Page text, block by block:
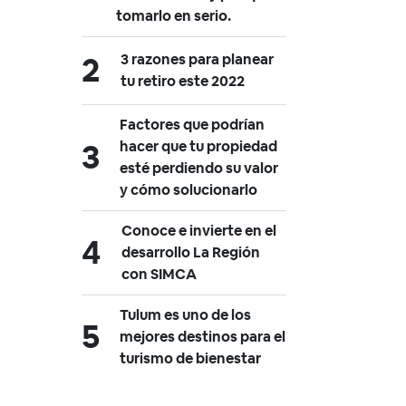
tomarlo en serio.
3 razones para planear
tu retiro este 2022
Factores que podrían
hacer que tu propiedad
esté perdiendo su valor
y cómo solucionarlo
Conoce e invierte en el
desarrollo La Región
con SIMCA
Tulum es uno de los
mejores destinos para el
turismo de bienestar